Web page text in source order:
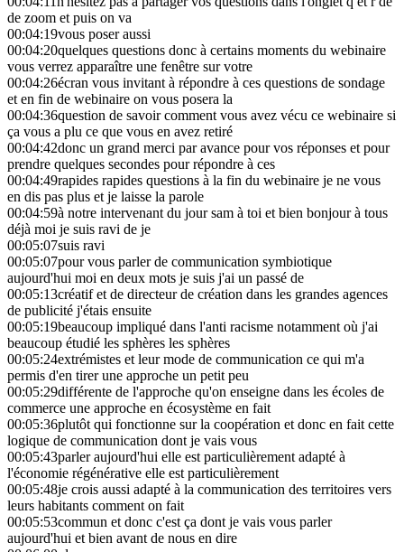
de zoom et puis on va
00:04:19vous poser aussi
00:04:20quelques questions donc à certains moments du webinaire
vous verrez apparaître une fenêtre sur votre
00:04:26écran vous invitant à répondre à ces questions de sondage
et en fin de webinaire on vous posera la
00:04:36question de savoir comment vous avez vécu ce webinaire si
ça vous a plu ce que vous en avez retiré
00:04:42donc un grand merci par avance pour vos réponses et pour
prendre quelques secondes pour répondre à ces
00:04:49rapides rapides questions à la fin du webinaire je ne vous
en dis pas plus et je laisse la parole
00:04:59à notre intervenant du jour sam à toi et bien bonjour à tous
déjà moi je suis ravi de je
00:05:07suis ravi
00:05:07pour vous parler de communication symbiotique
aujourd'hui moi en deux mots je suis j'ai un passé de
00:05:13créatif et de directeur de création dans les grandes agences
de publicité j'étais ensuite
00:05:19beaucoup impliqué dans l'anti racisme notamment où j'ai
beaucoup étudié les sphères les sphères
00:05:24extrémistes et leur mode de communication ce qui m'a
permis d'en tirer une approche un petit peu
00:05:29différente de l'approche qu'on enseigne dans les écoles de
commerce une approche en écosystème en fait
00:05:36plutôt qui fonctionne sur la coopération et donc en fait cette
logique de communication dont je vais vous
00:05:43parler aujourd'hui elle est particulièrement adapté à
l'économie régénérative elle est particulièrement
00:05:48je crois aussi adapté à la communication des territoires vers
leurs habitants comment on fait
00:05:53commun et donc c'est ça dont je vais vous parler
aujourd'hui et bien avant de nous en dire